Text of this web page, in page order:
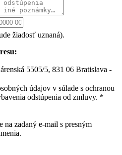
žiadosť uznaná).
5505/5, 831 06 Bratislava -
údajov v súlade s ochranou
odstúpenia od zmluvy. *
na zadaný e-mail s presným